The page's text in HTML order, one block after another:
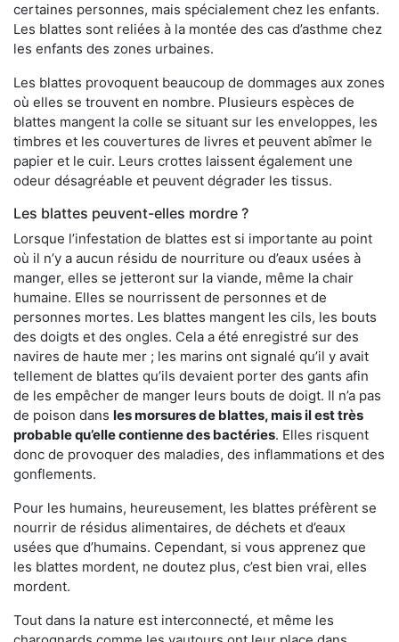
certaines personnes, mais spécialement chez les enfants.
Les blattes sont reliées à la montée des cas d’asthme chez
les enfants des zones urbaines.
Les blattes provoquent beaucoup de dommages aux zones
où elles se trouvent en nombre. Plusieurs espèces de
blattes mangent la colle se situant sur les enveloppes, les
timbres et les couvertures de livres et peuvent abîmer le
papier et le cuir. Leurs crottes laissent également une
odeur désagréable et peuvent dégrader les tissus.
Les blattes peuvent-elles mordre ?
Lorsque l’infestation de blattes est si importante au point
où il n’y a aucun résidu de nourriture ou d’eaux usées à
manger, elles se jetteront sur la viande, même la chair
humaine. Elles se nourrissent de personnes et de
personnes mortes. Les blattes mangent les cils, les bouts
des doigts et des ongles. Cela a été enregistré sur des
navires de haute mer ; les marins ont signalé qu’il y avait
tellement de blattes qu’ils devaient porter des gants afin
de les empêcher de manger leurs bouts de doigt. Il n’a pas
de poison dans les morsures de blattes, mais il est très
probable qu’elle contienne des bactéries. Elles risquent
donc de provoquer des maladies, des inflammations et des
gonflements.
Pour les humains, heureusement, les blattes préfèrent se
nourrir de résidus alimentaires, de déchets et d’eaux
usées que d’humains. Cependant, si vous apprenez que
les blattes mordent, ne doutez plus, c’est bien vrai, elles
mordent.
Tout dans la nature est interconnecté, et même les